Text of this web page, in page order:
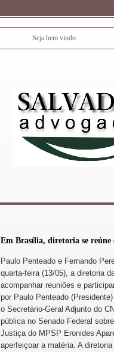
Seja bem vindo
Em Brasília, diretoria se reúne
Paulo Penteado e Fernando
quarta-feira (13/05), a diretoria
acompanhar reuniões e
por Paulo Penteado
o Secretário-Geral Adjunto do
pública no Senado Federal
Justiça do MPSP Eronides
aperfeiçoar a matéria. A